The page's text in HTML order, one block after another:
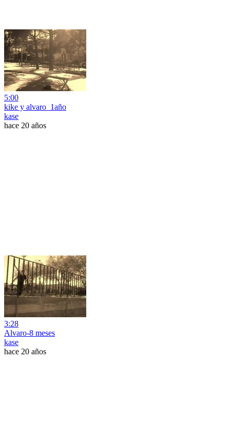
5:00
kike y alvaro_1año
kase
hace 20 años
3:28
Alvaro-8 meses
kase
hace 20 años